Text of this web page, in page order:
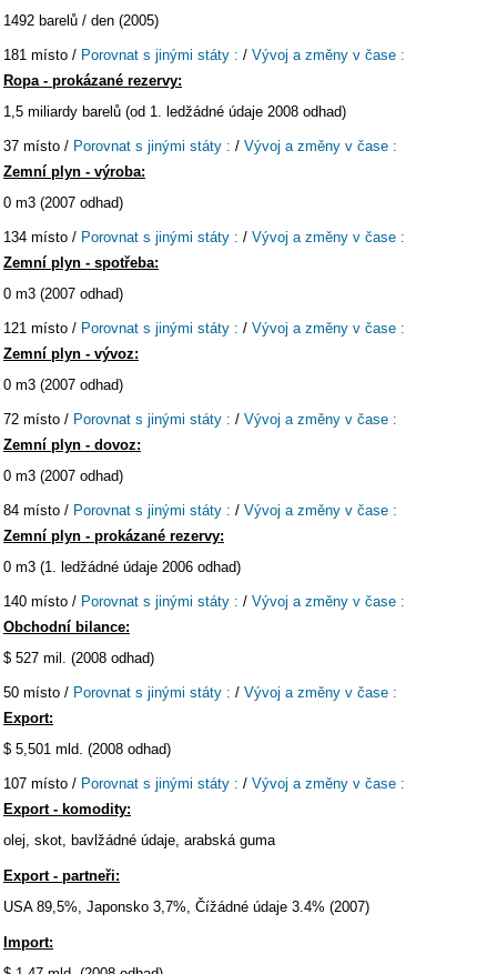
1492 barelů / den (2005)
181 místo / Porovnat s jinými státy : / Vývoj a změny v čase :
Ropa - prokázané rezervy:
1,5 miliardy barelů (od 1. ledžádné údaje 2008 odhad)
37 místo / Porovnat s jinými státy : / Vývoj a změny v čase :
Zemní plyn - výroba:
0 m3 (2007 odhad)
134 místo / Porovnat s jinými státy : / Vývoj a změny v čase :
Zemní plyn - spotřeba:
0 m3 (2007 odhad)
121 místo / Porovnat s jinými státy : / Vývoj a změny v čase :
Zemní plyn - vývoz:
0 m3 (2007 odhad)
72 místo / Porovnat s jinými státy : / Vývoj a změny v čase :
Zemní plyn - dovoz:
0 m3 (2007 odhad)
84 místo / Porovnat s jinými státy : / Vývoj a změny v čase :
Zemní plyn - prokázané rezervy:
0 m3 (1. ledžádné údaje 2006 odhad)
140 místo / Porovnat s jinými státy : / Vývoj a změny v čase :
Obchodní bilance:
$ 527 mil. (2008 odhad)
50 místo / Porovnat s jinými státy : / Vývoj a změny v čase :
Export:
$ 5,501 mld. (2008 odhad)
107 místo / Porovnat s jinými státy : / Vývoj a změny v čase :
Export - komodity:
olej, skot, bavlžádné údaje, arabská guma
Export - partneři:
USA 89,5%, Japonsko 3,7%, Čížádné údaje 3.4% (2007)
Import: